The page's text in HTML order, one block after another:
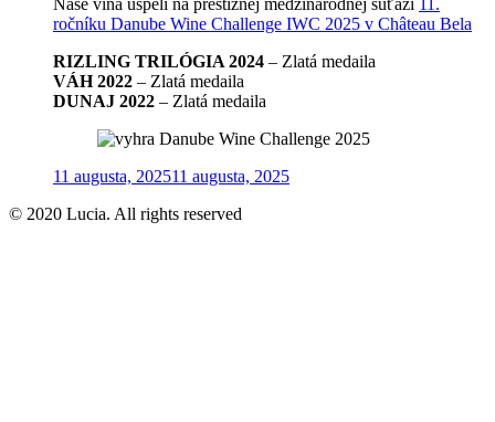
ročníku Danube Wine Challenge IWC 2025 v Château Bela
RIZLING TRILÓGIA 2024 – Zlatá medaila
VÁH 2022 – Zlatá medaila
DUNAJ 2022 – Zlatá medaila
Posted
11 augusta, 202511 augusta, 2025
© 2020 Lucia. All rights reserved